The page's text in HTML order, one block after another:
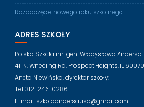
Rozpoczęcie nowego roku szkolnego.
ADRES SZKOŁY
Polska Szkoła im. gen. Władysława Andersa
411 N. Wheeling Rd. Prospect Heights, IL 60070
Aneta Niewińska, dyrektor szkoły:
Tel. 312-246-0286
E-mail: szkolaandersausa@gmail.com